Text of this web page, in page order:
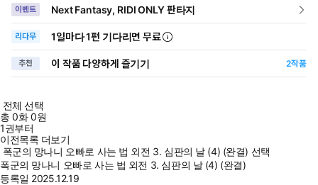
이벤트 Next Fantasy, RIDI ONLY 판타지
리다무 1일마다1편 기다리면 무료
추천 이 작품 다양하게 즐기기 2작품
전체 선택
총0화0원
1권부터
이전목록 더보기
폭군의 망나니 오빠로 사는 법 외전 3. 심판의 날 (4) (완결) 선택
폭군의 망나니 오빠로 사는 법 외전 3. 심판의 날 (4) (완결)
등록일 2025.12.19